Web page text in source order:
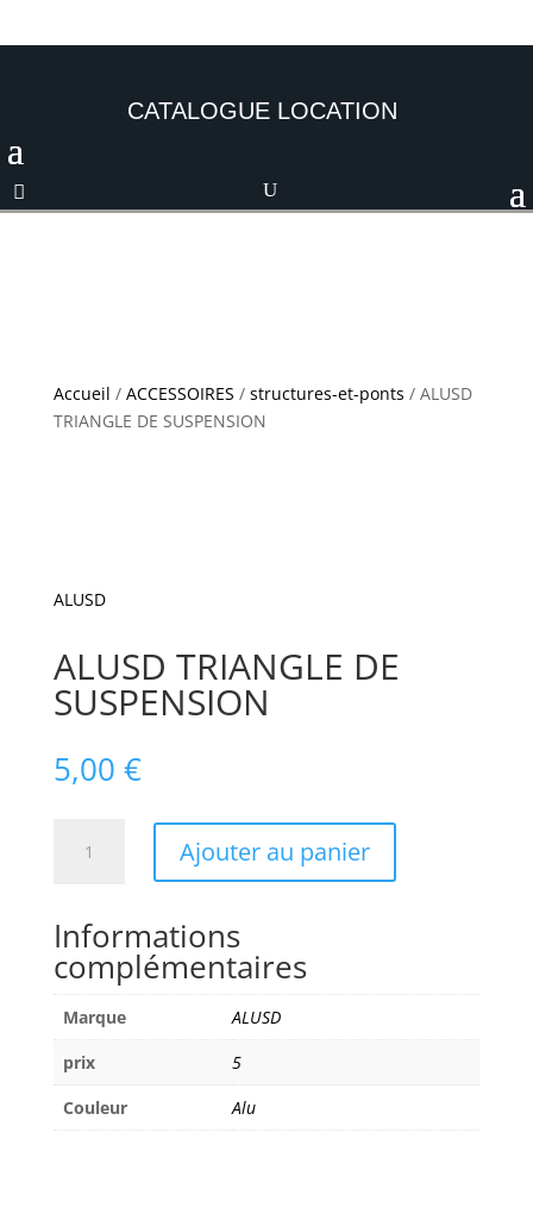
CATALOGUE LOCATION
Accueil / ACCESSOIRES / structures-et-ponts / ALUSD
TRIANGLE DE SUSPENSION
ALUSD
ALUSD TRIANGLE DE
SUSPENSION
5,00 €
DE
SUSPENSION
Ajouter au panier
Informations
complémentaires
Marque
ALUSD
prix
5
Couleur
Alu